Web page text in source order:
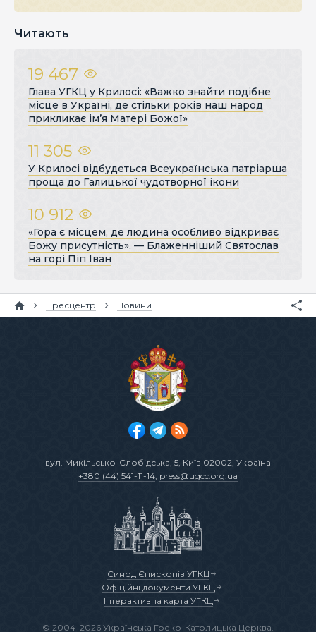
Читають
19 467
Глава УГКЦ у Крилосі: «Важко знайти подібне
місце в Україні, де стільки років наш народ
прикликає ім’я Матері Божої»
11 305
У Крилосі відбудеться Всеукраїнська патріарша
проща до Галицької чудотворної ікони
10 912
«Гора є місцем, де людина особливо відкриває
Божу присутність», — Блаженніший Святослав
на горі Піп Іван
Пресцентр Новини
вул. Микільсько-Слобідська, 5, Київ 02002, Україна
+380 (44) 541-11-14, press@ugcc.org.ua
Синод Єпископів УГКЦ
Офіційні документи УГКЦ
Інтерактивна карта УГКЦ
© 2004–2026 Українська Греко-Католицька Церква.